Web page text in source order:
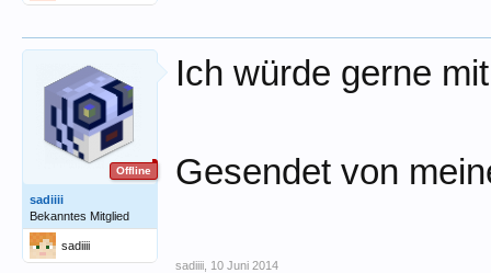
Offline
sadiiii
Bekanntes Mitglied
sadiiii
Ich würde gerne
Gesendet von
sadiiii 10 Juni 2014